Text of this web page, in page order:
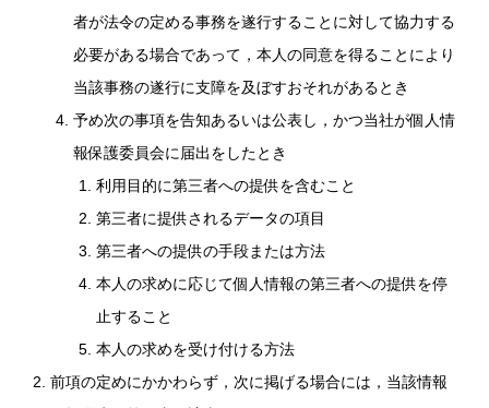
者が法令の定める事務を遂行することに対して協力する
必要がある場合であって，本人の同意を得ることにより
当該事務の遂行に支障を及ぼすおそれがあるとき
予め次の事項を告知あるいは公表し，かつ当社が個人情
報保護委員会に届出をしたとき
利用目的に第三者への提供を含むこと
第三者に提供されるデータの項目
第三者への提供の手段または方法
本人の求めに応じて個人情報の第三者への提供を停
止すること
本人の求めを受け付ける方法
前項の定めにかかわらず，次に掲げる場合には，当該情報